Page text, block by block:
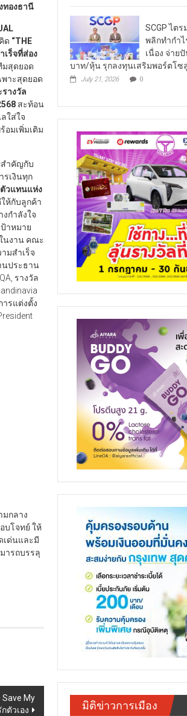
ทองธานี
ด “THE
เร็จที่ส่อง
มสุดยอด
าะสุดยอด
างวัล
สะท้อน
ใส่ใจ
อมเพิ่มเติม
สำคัญกับ
เงินทุก
ตัวแทนแห่ง
ห้กับลูกค้า
กำลังใจ
าหมาย
นงาน คณะ
มสำเร็จ
นประธาน
รางวัล
ารแต่งตั้ง
มกลาง
บโจทย์ ให้
เด่นและมี
ารถบรรลุ
Save My
ตัวเอง
SCGP ไต
พลิกทำกำไ
เนื่อง จ่าย
บาท/หุ้น รุกลงทุนเสริมพอร์ตโซ
July 21, 2026 0
มิติข่าวการเมือง